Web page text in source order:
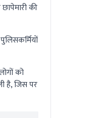
की
को
है, जिस पर